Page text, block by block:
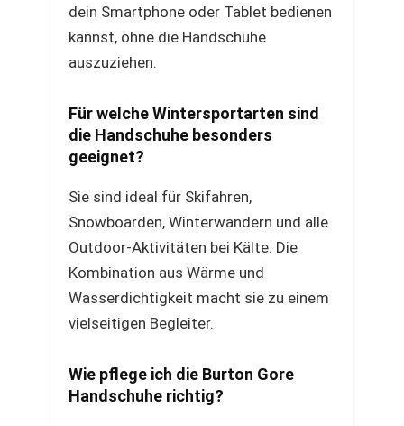
dein Smartphone oder Tablet bedienen
kannst, ohne die Handschuhe
auszuziehen.
Für welche Wintersportarten sind
die Handschuhe besonders
geeignet?
Sie sind ideal für Skifahren,
Snowboarden, Winterwandern und alle
Outdoor-Aktivitäten bei Kälte. Die
Kombination aus Wärme und
Wasserdichtigkeit macht sie zu einem
vielseitigen Begleiter.
Wie pflege ich die Burton Gore
Handschuhe richtig?